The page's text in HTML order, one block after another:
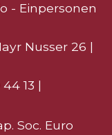
- Einpersonen
Nusser 26 |
13 |
Soc. Euro